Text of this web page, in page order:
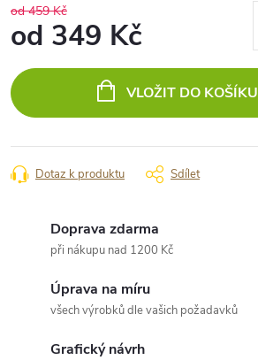
od 459 Kč
od 349 Kč
cena:
VLOŽIT DO KOŠÍKU
Dotaz k produktu Sdílet
Doprava zdarma
při nákupu nad 1200 Kč
Úprava na míru
všech výrobků dle vašich požadavků
Grafický návrh